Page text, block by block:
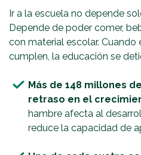
Ir a la escuela no depende
Depende de poder comer,
con material escolar.
cumplen, la educación se
Más de 148 millones
retraso en el
hambre afecta al
reduce la capacidad de